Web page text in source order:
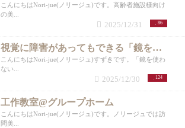
こんにちはNori-jue(ノリージュ)です。高齢者施設様向け
の美...
86
2025/12/31
視覚に障害があってもできる「鏡を使わない講座」
こんにちはNori-jue(ノリージュ)すずきです。「鏡を使わ
ない...
124
2025/12/30
工作教室@グループホーム
こんにちはNori-jue(ノリージュ)です。ノリージュでは訪
問美...